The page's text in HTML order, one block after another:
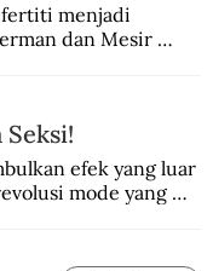
menjadi
dan Mesir
Seksi!
efek yang luar
mode yang